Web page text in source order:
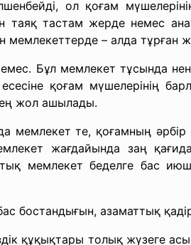
ол қоғам
таяқ тастам жерде немес
мемлекеттерде – алда тұрған
Бұл мемлекет тұсында
қоғам мүшелерінің
жол ашылады.
мемлекет те, қоғамның
жағдайында заң
мемлекет беделге бас
бостандығын, азаматтық
құқықтары толық жүзеге